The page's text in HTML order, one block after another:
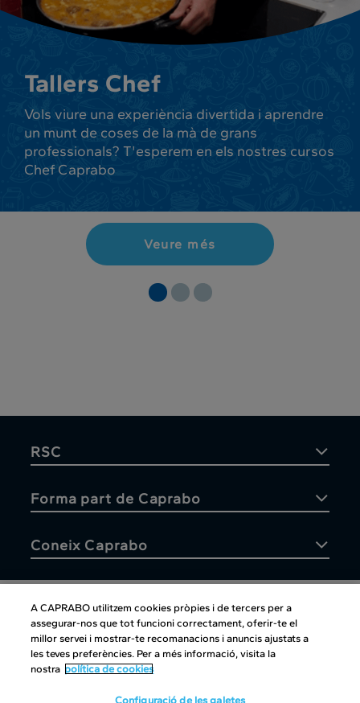
Tallers Chef
Vols viure una experiència divertida i aprendre
un munt de coses de la mà de grans
professionals? T'esperem en els nostres cursos
Chef Caprabo
Veure més
RSC
Forma part de Caprabo
Coneix Caprabo
Atenció al client
A CAPRABO utilitzem cookies pròpies i de tercers per a
assegurar-nos que tot funcioni correctament, oferir-te el
millor servei i mostrar-te recomanacions i anuncis ajustats a
les teves preferències. Per a més informació, visita la
nostra política de cookies
Configuració de les galetes